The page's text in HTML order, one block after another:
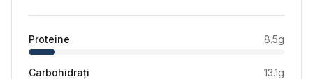
Proteine 8.5g
Carbohidrați 13.1g